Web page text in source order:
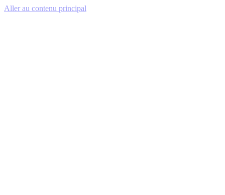
Aller au contenu principal